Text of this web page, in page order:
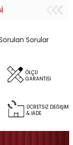
Sorular
ÖLÇÜ
GARANTİSİ
ÜCRETSİZ DEĞİŞİM
& İADE